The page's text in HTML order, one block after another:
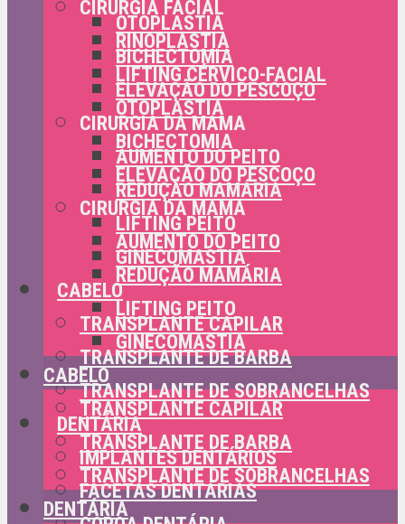
OTOPLASTIA
BICHECTOMIA
ELEVAÇÃO DO PESCOÇO
CIRURGIA DA MAMA
AUMENTO DO PEITO
REDUÇÃO MAMÁRIA
LIFTING PEITO
GINECOMASTIA
CABELO
TRANSPLANTE CAPILAR
TRANSPLANTE DE BARBA
TRANSPLANTE DE SOBRANCELHAS
DENTÁRIA
IMPLANTES DENTÁRIOS
FACETAS DENTÁRIAS
CIRURGIA FACIAL
RINOPLASTIA
LIFTING CÉRVICO-FACIAL
OTOPLASTIA
BICHECTOMIA
ELEVAÇÃO DO PESCOÇO
CIRURGIA DA MAMA
AUMENTO DO PEITO
REDUÇÃO MAMÁRIA
LIFTING PEITO
GINECOMASTIA
CABELO
TRANSPLANTE CAPILAR
TRANSPLANTE DE BARBA
TRANSPLANTE DE SOBRANCELHAS
DENTÁRIA